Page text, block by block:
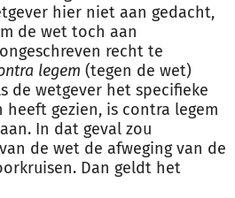
hier niet aan gedacht,
de wet toch aan
recht te
legem (tegen de wet)
de wetgever het specifieke
heeft gezien, is contra legem
In dat geval zou
de wet de afweging van de
Dan geldt het